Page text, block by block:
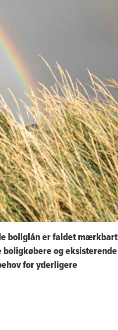
boliglån er faldet mærkbart
og eksisterende
for yderligere